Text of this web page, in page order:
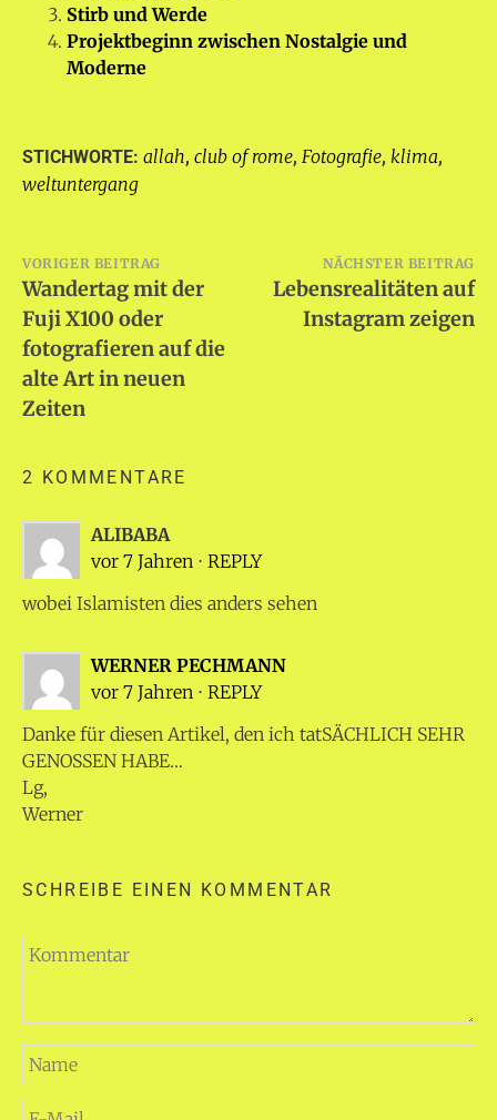
Stirb und Werde
Projektbeginn zwischen Nostalgie und
Moderne
STICHWORTE: allah, club of rome, Fotografie, klima,
weltuntergang
Beitragsnavigation
VORIGER BEITRAG
Wandertag mit der
Fuji X100 oder
fotografieren auf die
alte Art in neuen
Zeiten
NÄCHSTER BEITRAG
Lebensrealitäten auf
Instagram zeigen
2 KOMMENTARE
ALIBABA
vor 7 Jahren ⋅ REPLY
wobei Islamisten dies anders sehen
WERNER PECHMANN
vor 7 Jahren ⋅ REPLY
Danke für diesen Artikel, den ich tatSÄCHLICH SEHR
GENOSSEN HABE…
Lg,
Werner
SCHREIBE EINEN KOMMENTAR